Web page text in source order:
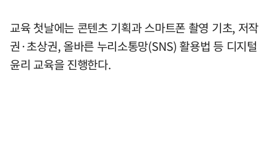
교육 첫날에는 콘텐츠 기획과 스마트폰 촬영 기초, 저작
권·초상권, 올바른 누리소통망(SNS) 활용법 등 디지털
윤리 교육을 진행한다.